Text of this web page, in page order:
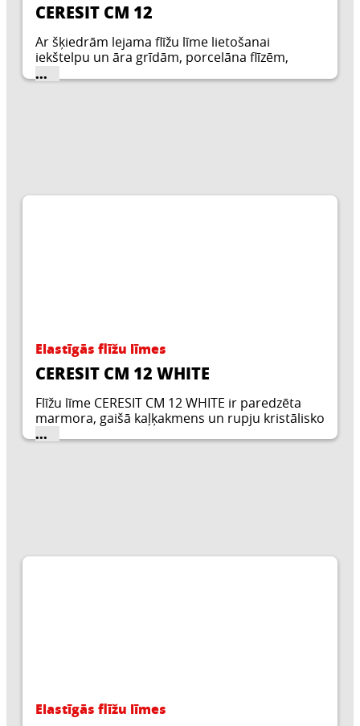
CERESIT CM 12
Ar šķiedrām lejama flīžu līme lietošanai
iekštelpu un āra grīdām, porcelāna flīzēm,
piemērota apsildāmajām grīdām.
...
Elastīgās flīžu līmes
CERESIT CM 12 WHITE
Flīžu līme CERESIT CM 12 WHITE ir paredzēta
marmora, gaišā kaļķakmens un rupju kristālisko
iežu plātņu un dažādu mozaīku piestiprināšanai
...
Elastīgās flīžu līmes